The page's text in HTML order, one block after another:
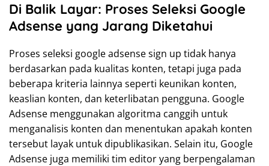
Di Balik Layar: Proses Seleksi Google
Adsense yang Jarang Diketahui
Proses seleksi google adsense sign up tidak hanya
berdasarkan pada kualitas konten, tetapi juga pada
beberapa kriteria lainnya seperti keunikan konten,
keaslian konten, dan keterlibatan pengguna. Google
Adsense menggunakan algoritma canggih untuk
menganalisis konten dan menentukan apakah konten
tersebut layak untuk dipublikasikan. Selain itu, Google
Adsense juga memiliki tim editor yang berpengalaman